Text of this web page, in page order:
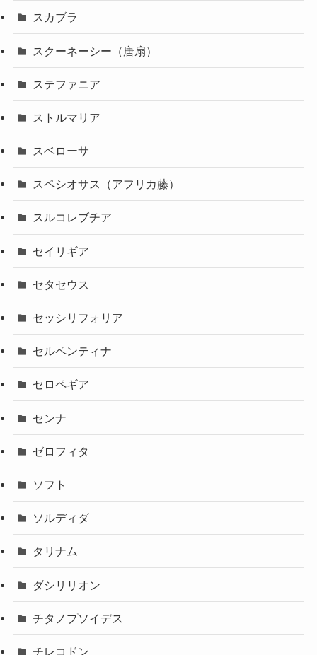
スカブラ
スクーネーシー（唐扇）
ステファニア
ストルマリア
スベローサ
スペシオサス（アフリカ藤）
スルコレブチア
セイリギア
セタセウス
セッシリフォリア
セルペンティナ
セロペギア
センナ
ゼロフィタ
ソフト
ソルディダ
タリナム
ダシリリオン
チタノプソイデス
チレコドン